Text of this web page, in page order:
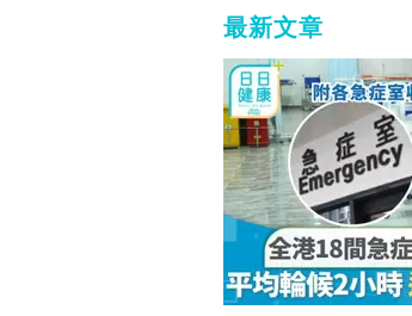
最新文章